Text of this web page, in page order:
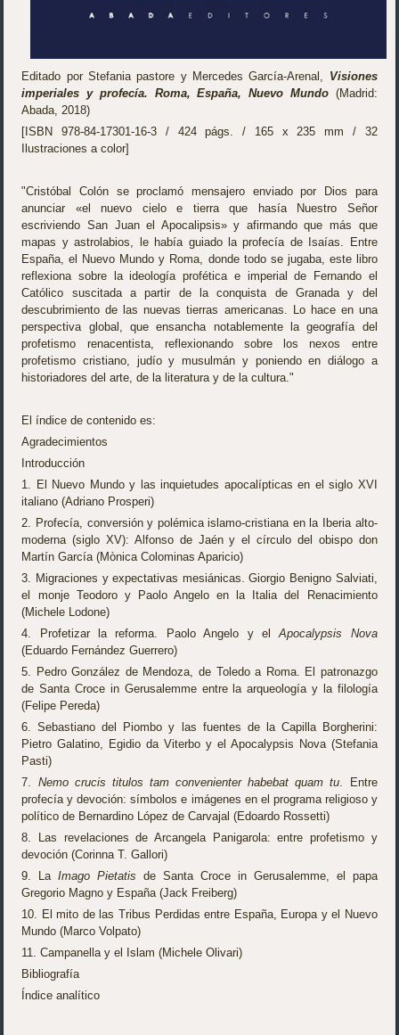
Editado por Stefania pastore y Mercedes García-Arenal, Visiones
imperiales y profecía. Roma, España, Nuevo Mundo(Madrid:
Abada, 2018)
[ISBN 978-84-17301-16-3 / 424 págs. / 165 x 235 mm / 32
Ilustraciones a color]
"Cristóbal Colón se proclamó mensajero enviado por Dios para
anunciar «el nuevo cielo e tierra que hasía Nuestro Señor
escriviendo San Juan el Apocalipsis» y afirmando que más que
mapas y astrolabios, le había guiado la profecía de Isaías. Entre
España, el Nuevo Mundo y Roma, donde todo se jugaba, este libro
reflexiona sobre la ideología profética e imperial de Fernando el
Católico suscitada a partir de la conquista de Granada y del
descubrimiento de las nuevas tierras americanas. Lo hace en una
perspectiva global, que ensancha notablemente la geografía del
profetismo renacentista, reflexionando sobre los nexos entre
profetismo cristiano, judío y musulmán y poniendo en diálogo a
historiadores del arte, de la literatura y de la cultura."
El índice de contenido es:
Agradecimientos
Introducción
1. El Nuevo Mundo y las inquietudes apocalípticas en el siglo XVI
italiano (Adriano Prosperi)
2. Profecía, conversión y polémica islamo-cristiana en la Iberia alto-
moderna (siglo XV): Alfonso de Jaén y el círculo del obispo don
Martín García (Mònica Colominas Aparicio)
3. Migraciones y expectativas mesiánicas. Giorgio Benigno Salviati,
el monje Teodoro y Paolo Angelo en la Italia del Renacimiento
(Michele Lodone)
4. Profetizar la reforma. Paolo Angelo y elApocalypsis Nova
(Eduardo Fernández Guerrero)
5. Pedro González de Mendoza, de Toledo a Roma. El patronazgo
de Santa Croce in Gerusalemme entre la arqueología y la filología
(Felipe Pereda)
6. Sebastiano del Piombo y las fuentes de la Capilla Borgherini:
Pietro Galatino, Egidio da Viterbo y el Apocalypsis Nova (Stefania
Pasti)
7. Nemo crucis titulos tam convenienter habebat quam tu. Entre
profecía y devoción: símbolos e imágenes en el programa religioso y
político de Bernardino López de Carvajal (Edoardo Rossetti)
8. Las revelaciones de Arcangela Panigarola: entre profetismo y
devoción (Corinna T. Gallori)
9. LaImago Pietatis de Santa Croce in Gerusalemme, el papa
Gregorio Magno y España (Jack Freiberg)
10. El mito de las Tribus Perdidas entre España, Europa y el Nuevo
Mundo (Marco Volpato)
11. Campanella y el Islam (Michele Olivari)
Bibliografía
Índice analítico